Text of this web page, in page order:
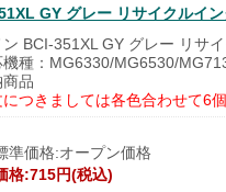
GY グレー リサイクルイン
ン BCI-351XL GY グレー リサ
機種：MG6330/MG6530/
商品
につきましては各色合わせて6
準価格:オープン価格
格:715円(税込)